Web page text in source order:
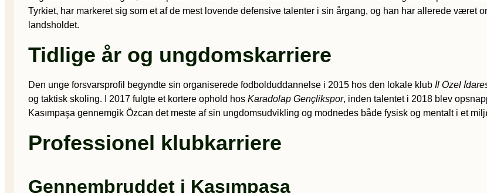
Tyrkiet, har markeret sig som et af de mest lovende defensive talenter i sin årgang, og han har allerede været
landsholdet.
Tidlige år og ungdomskarriere
Den unge forsvarsprofil begyndte sin organiserede fodbolduddannelse i 2015 hos den lokale klub İl Özel
og taktisk skoling. I 2017 fulgte et kortere ophold hos Karadolap Gençlikspor, inden talentet i 2018 blev
Kasımpaşa gennemgik Özcan det meste af sin ungdomsudvikling og modnedes både fysisk og mentalt i et
Professionel klubkarriere
Gennembruddet i Kasımpaşa